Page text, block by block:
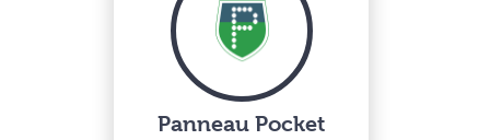
Panneau Pocket